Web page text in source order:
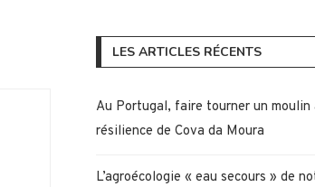
LES ARTICLES RÉCENTS
Au Portugal, faire tourner un moulin
résilience de Cova da Moura
L’agroécologie « eau secours » de